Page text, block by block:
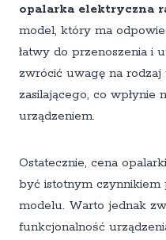
opalarka elektryczna
model, który ma
łatwy do przenoszenia i
zwrócić uwagę na
zasilającego, co wpłynie
urządzeniem.
Ostatecznie, cena
być istotnym
modelu. Warto jednak
funkcjonalność